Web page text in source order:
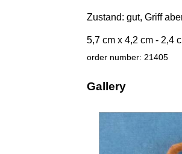
Zustand: gut, Griff
5,7 cm x 4,2 cm - 2,4
order number: 21405
Gallery